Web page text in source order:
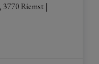
Riemst |